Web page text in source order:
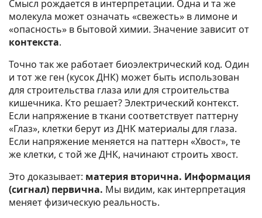
Смысл рождается в интерпретации. Одна и та же
молекула может означать «свежесть» в лимоне и
«опасность» в бытовой химии. Значение зависит от
контекста.
Точно так же работает биоэлектрический код. Один
и тот же ген (кусок ДНК) может быть использован
для строительства глаза или для строительства
кишечника. Кто решает? Электрический контекст.
Если напряжение в ткани соответствует паттерну
«Глаз», клетки берут из ДНК материалы для глаза.
Если напряжение меняется на паттерн «Хвост», те
же клетки, с той же ДНК, начинают строить хвост.
Это доказывает: материя вторична. Информация
(сигнал) первична. Мы видим, как интерпретация
меняет физическую реальность.